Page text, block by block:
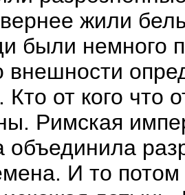
жили
были немного
внешности
Кто от кого что
Римская
объединила
И то